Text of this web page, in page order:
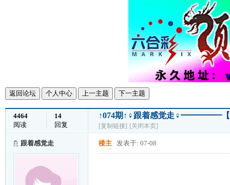
返回论坛 个人中心 上一主题 下一主题
4464
阅读
14
回复
↑074期↑♀跟着感觉走♀━━━━━
[复制链接] [关闭本页]
跟着感觉走 楼主 发表于: 07-08